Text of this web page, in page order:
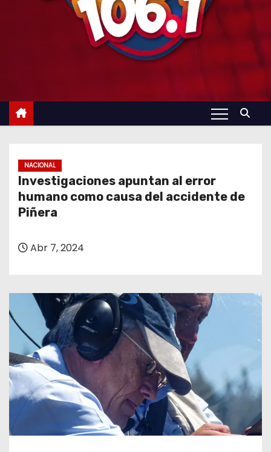
NACIONAL
Investigaciones apuntan al error
humano como causa del accidente de
Piñera
Abr 7, 2024